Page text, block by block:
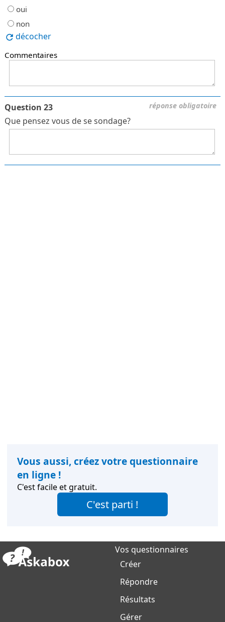
oui
non
décocher
Commentaires
réponse obligatoire
Question 23
Que pensez vous de se sondage?
Vous aussi, créez votre questionnaire
en ligne !
C'est facile et gratuit.
C'est parti !
Vos questionnaires
Créer
Répondre
Résultats
Gérer